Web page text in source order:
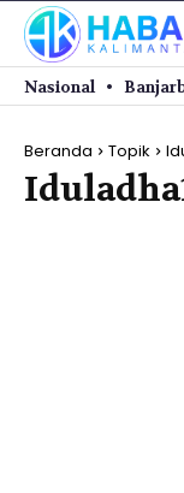
Nasional
Beranda Topik